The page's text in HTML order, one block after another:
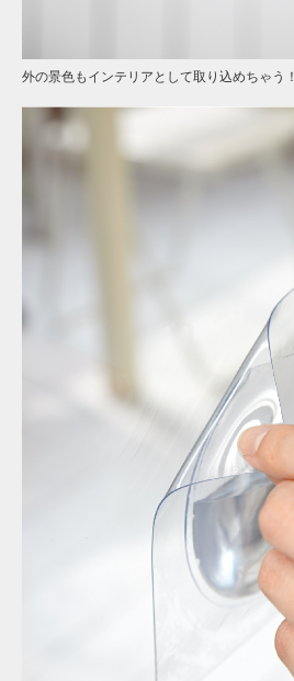
外の景色もインテリアとして取り込めちゃう！